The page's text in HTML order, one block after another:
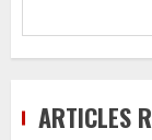
ARTICLES